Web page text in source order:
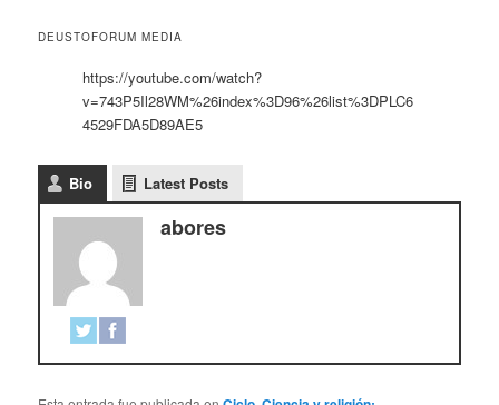
DEUSTOFORUM MEDIA
https://youtube.com/watch?
v=743P5Il28WM%26index%3D96%26list%3DPLC6
4529FDA5D89AE5
Bio Latest Posts
abores